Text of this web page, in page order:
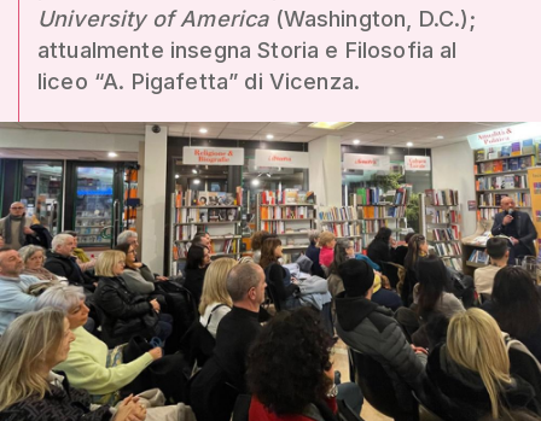
University of America(Washington, D.C.);
attualmente insegna Storia e Filosofia al
liceo “A. Pigafetta” di Vicenza.